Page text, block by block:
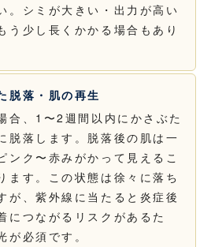
。シミが大きい・出力が高い
う少し長くかかる場合もあり
脱落・肌の再生
合、1〜2週間以内にかさぶた
脱落します。脱落後の肌は一
ンク〜赤みがかって見えるこ
ます。この状態は徐々に落ち
が、紫外線に当たると炎症後
につながるリスクがあるた
が必須です。